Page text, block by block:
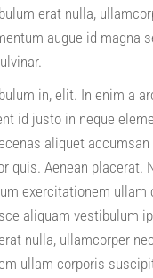
erat nulla,
augue id magna
in, elit. In enim a
id justo in neque
aliquet
quis. Aenean placerat.
exercitationem
aliquam vestibulum
nulla, ullamcorper
ullam corporis